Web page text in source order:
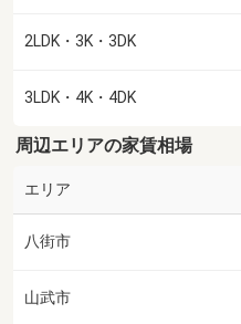
2LDK・3K・3DK
3LDK・4K・4DK
周辺エリアの家賃相場
エリア
八街市
山武市